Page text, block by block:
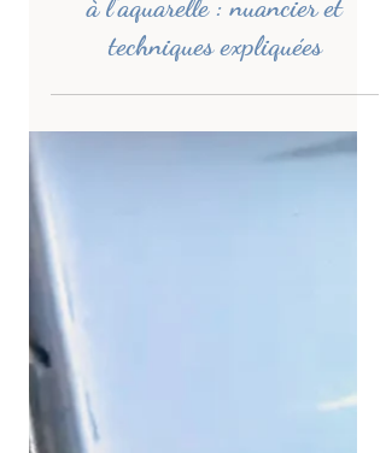
Mélanges beige et couleur chair
à l’aquarelle : nuancier et
techniques expliquées